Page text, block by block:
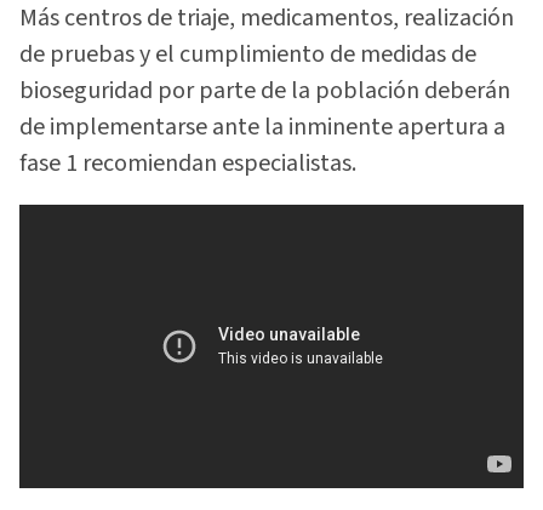
Más centros de triaje, medicamentos, realización
de pruebas y el cumplimiento de medidas de
bioseguridad por parte de la población deberán
de implementarse ante la inminente apertura a
fase 1 recomiendan especialistas.